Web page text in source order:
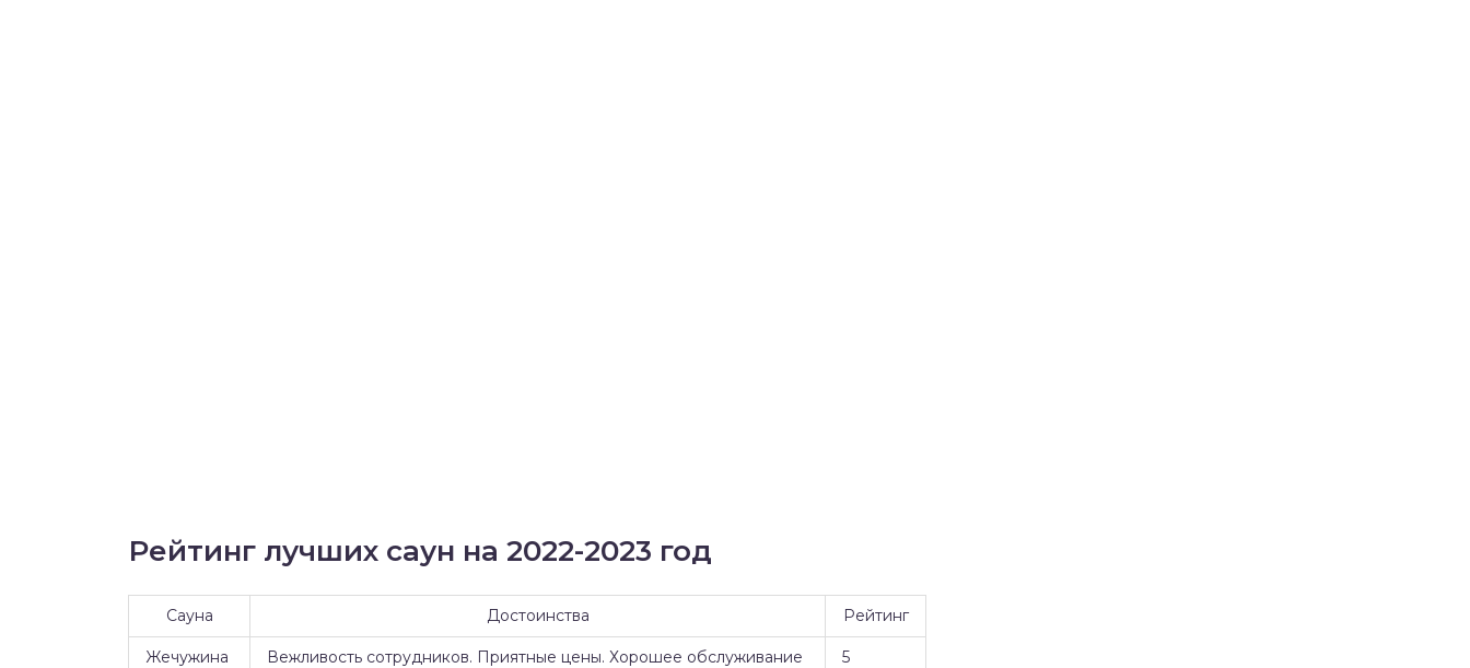
Рейтинг лучших саун на 2022-2023 год
Сауна Достоинства Рейтинг
Жечужина Вежливость сотрудников. Приятные цены. Хорошее обслуживание 5